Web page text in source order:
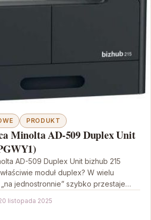
PRODUKT
Minolta AD-509 Duplex Unit
AD-509 Duplex Unit bizhub 215
moduł duplex? W wielu
jednostronnie” szybko przestaje
listopada 2025